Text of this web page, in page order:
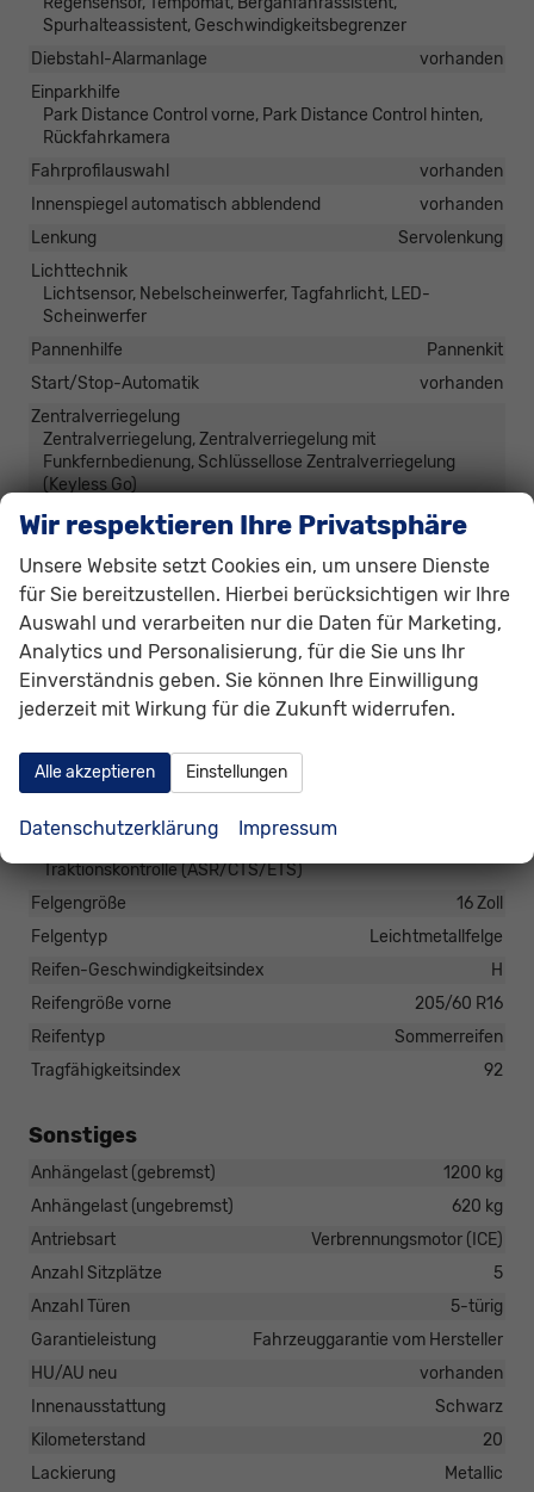
Spurhalteassistent, Geschwindigkeitsbegrenzer
Diebstahl-Alarmanlage
vorhanden
Einparkhilfe
Park Distance Control vorne, Park Distance Control hinten,
Rückfahrkamera
Fahrprofilauswahl
vorhanden
Innenspiegel automatisch abblendend
vorhanden
Lenkung
Servolenkung
Lichttechnik
Lichtsensor, Nebelscheinwerfer, Tagfahrlicht, LED-
Scheinwerfer
Pannenhilfe
Pannenkit
Start/Stop-Automatik
vorhanden
Zentralverriegelung
Zentralverriegelung, Zentralverriegelung mit
Funkfernbedienung, Schlüssellose Zentralverriegelung
(Keyless Go)
Anhängerkupplung
Schwenkbar
Außenspiegel
Außenspiegel elektrisch anklappbar, Außenspiegel beheizbar,
Außenspiegel elektrisch verstellbar
Antriebsachse
Antiblockiersystem (ABS), Antischlupfregelung (ASR),
Traktionskontrolle (ASR/CTS/ETS)
Felgengröße
16 Zoll
Felgentyp
Leichtmetallfelge
Reifen-Geschwindigkeitsindex
H
Reifengröße vorne
205/60 R16
Reifentyp
Sommerreifen
Tragfähigkeitsindex
92
Sonstiges
Anhängelast (gebremst)
1200 kg
Anhängelast (ungebremst)
620 kg
Antriebsart
Verbrennungsmotor (ICE)
Anzahl Sitzplätze
5
Anzahl Türen
5-türig
Garantieleistung
Fahrzeuggarantie vom Hersteller
HU/AU neu
vorhanden
Innenausstattung
Schwarz
Kilometerstand
20
Lackierung
Metallic
Wir respektieren Ihre Privatsphäre
Unsere Website setzt Cookies ein, um unsere Dienste
für Sie bereitzustellen. Hierbei berücksichtigen wir Ihre
Auswahl und verarbeiten nur die Daten für Marketing,
Analytics und Personalisierung, für die Sie uns Ihr
Einverständnis geben. Sie können Ihre Einwilligung
jederzeit mit Wirkung für die Zukunft widerrufen.
Alle akzeptieren Einstellungen
Datenschutzerklärung Impressum